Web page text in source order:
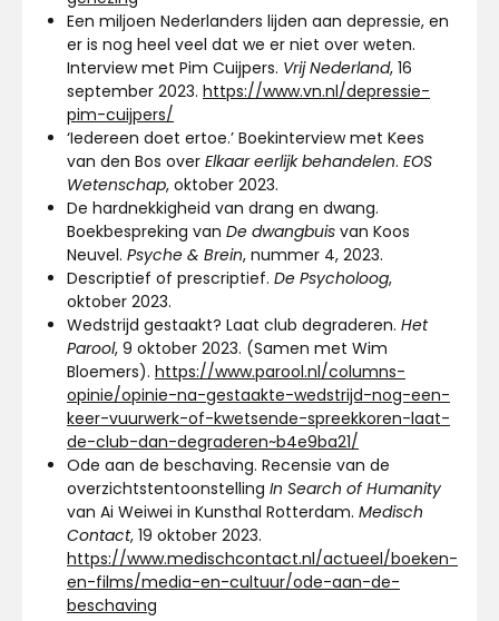
Een miljoen Nederlanders lijden aan depressie, en
er is nog heel veel dat we er niet over weten.
Interview met Pim Cuijpers. Vrij Nederland, 16
september 2023. https://www.vn.nl/depressie-
pim-cuijpers/
‘Iedereen doet ertoe.’ Boekinterview met Kees
van den Bos over Elkaar eerlijk behandelen. EOS
Wetenschap, oktober 2023.
De hardnekkigheid van drang en dwang.
Boekbespreking van De dwangbuis van Koos
Neuvel. Psyche & Brein, nummer 4, 2023.
Descriptief of prescriptief. De Psycholoog,
oktober 2023.
Wedstrijd gestaakt? Laat club degraderen. Het
Parool, 9 oktober 2023. (Samen met Wim
Bloemers). https://www.parool.nl/columns-
opinie/opinie-na-gestaakte-wedstrijd-nog-een-
keer-vuurwerk-of-kwetsende-spreekkoren-laat-
de-club-dan-degraderen~b4e9ba21/
Ode aan de beschaving. Recensie van de
overzichtstentoonstelling In Search of Humanity
van Ai Weiwei in Kunsthal Rotterdam. Medisch
Contact, 19 oktober 2023.
https://www.medischcontact.nl/actueel/boeken-
en-films/media-en-cultuur/ode-aan-de-
beschaving